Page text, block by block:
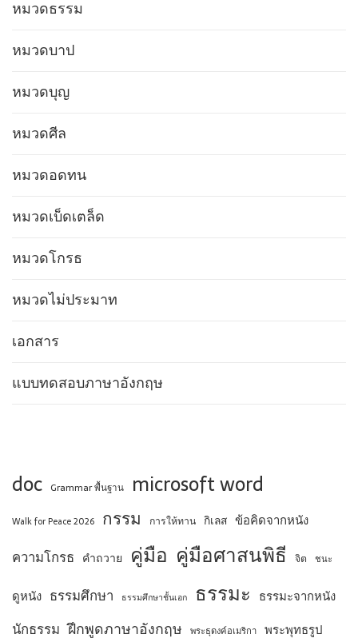
หมวดธรรม
หมวดบาป
หมวดบุญ
หมวดศีล
หมวดอดทน
หมวดเบ็ดเตล็ด
หมวดโกรธ
หมวดไม่ประมาท
เอกสาร
แบบทดสอบภาษาอังกฤษ
doc Grammar พื้นฐาน microsoft word
Walk for Peace 2026 กรรม การให้ทาน กิเลส ข้อคิดจากหนัง
ความโกรธ คำถวาย คู่มือ คู่มือศาสนพิธี จิต ชนะ
ดูหนัง ธรรมศึกษา ธรรมศึกษาชั้นเอก ธรรมะ ธรรมะจากหนัง
นักธรรม ฝึกพูดภาษาอังกฤษ พระธุดงค์อเมริกา พระพุทธรูป